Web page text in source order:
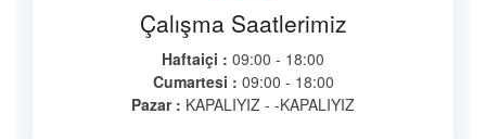
Çalışma Saatlerimiz
Haftaiçi : 09:00 - 18:00
Cumartesi : 09:00 - 18:00
Pazar : KAPALIYIZ - -KAPALIYIZ